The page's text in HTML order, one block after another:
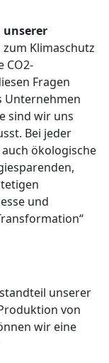
unserer
Klimaschutz
CO2-
Fragen
Unternehmen
sind wir uns
Bei jeder
ökologische
und
unserer
von
wir eine